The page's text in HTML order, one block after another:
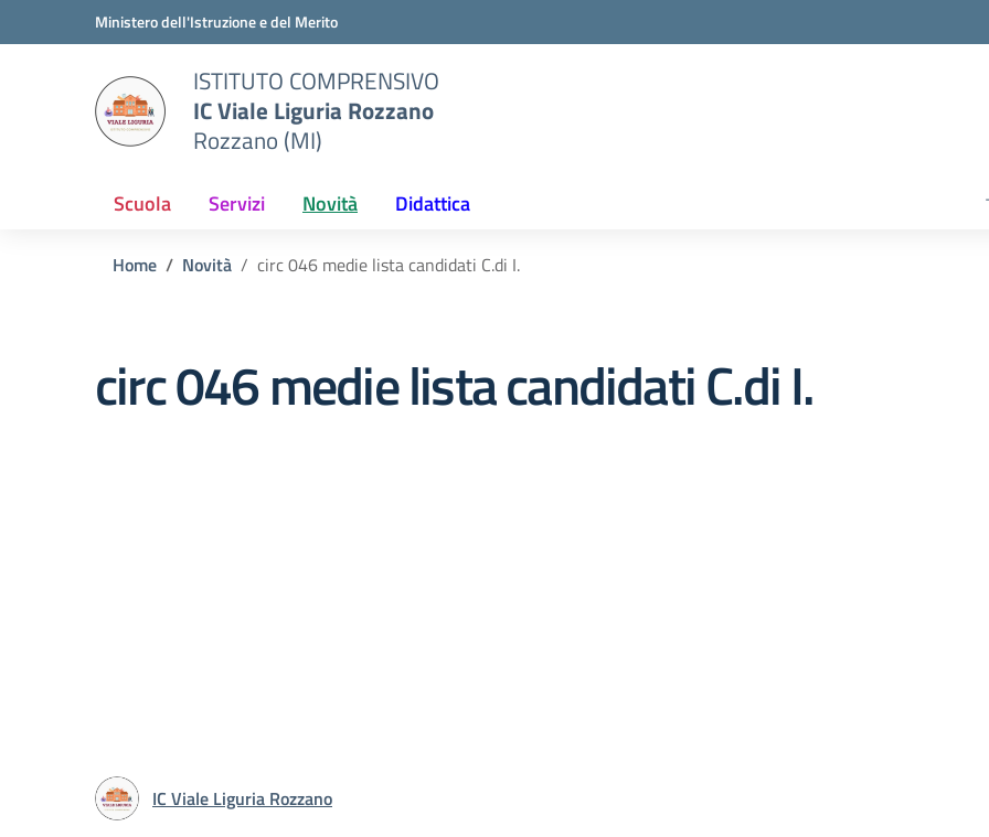
Vai ai contenuti
Vai al menu di navigazioneMinistero dell'Istruzione e del Merito
ISTITUTO COMPRENSIVO
IC Viale Liguria Rozzano
Rozzano (MI)
Scuola Servizi Novità Didattica
Home Novità circ 046 medie lista candidati C.di I.
circ 046 medie lista candidati C.di I.
IC Viale Liguria Rozzano